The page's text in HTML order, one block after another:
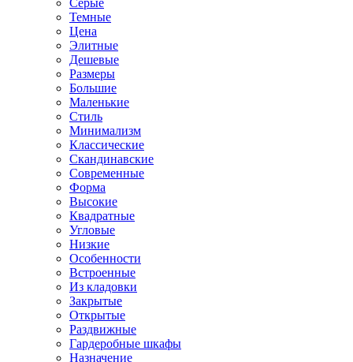
Серые
Темные
Цена
Элитные
Дешевые
Размеры
Большие
Маленькие
Стиль
Минимализм
Классические
Скандинавские
Современные
Форма
Высокие
Квадратные
Угловые
Низкие
Особенности
Встроенные
Из кладовки
Закрытые
Открытые
Раздвижные
Гардеробные шкафы
Назначение